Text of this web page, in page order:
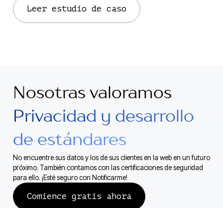
Leer estudio de caso
Nosotras valoramos
Privacidad y desarrollo
de estándares
No encuentre sus datos y los de sus clientes en la web en un futuro
próximo. También contamos con las certificaciones de seguridad
para ello. ¡Esté seguro con Notificarme!
Comience gratis ahora